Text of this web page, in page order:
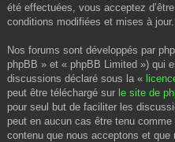
été effectuées, vous acceptez
conditions modifiées et mises à jour.
Nos forums sont développés par
phpBB » et « phpBB Limited ») qui
discussions déclaré sous la «
peut être téléchargé sur le site de
pour seul but de faciliter les
peut en aucun cas être tenu
contenu que nous acceptons et que